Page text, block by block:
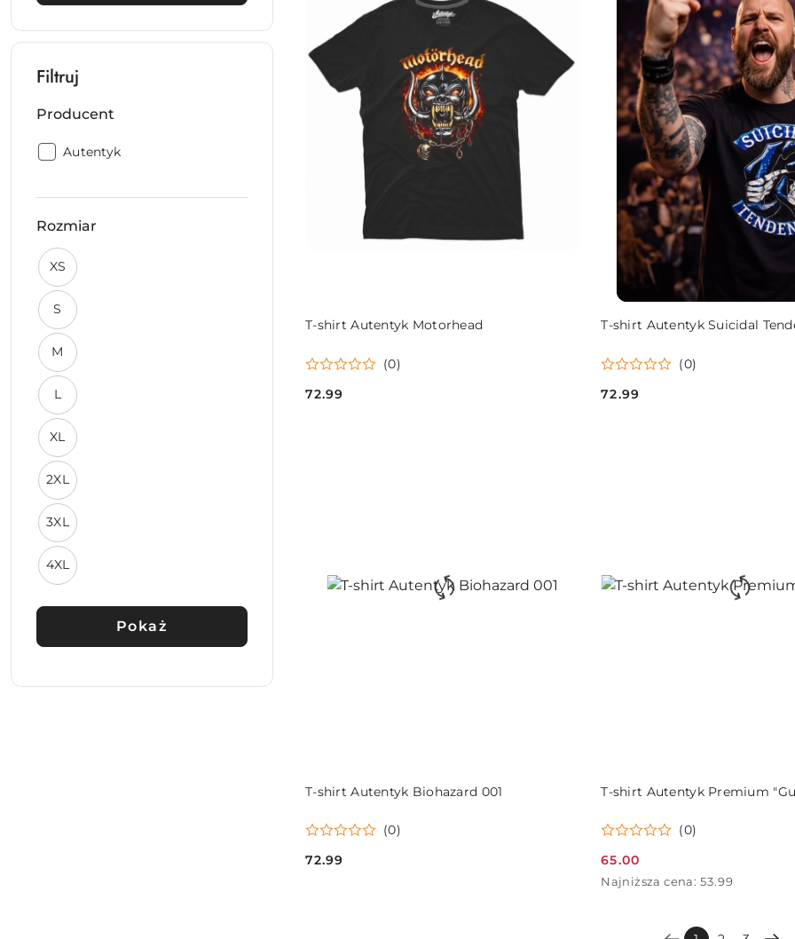
Filtruj
Producent
Producent:
Autentyk
Rozmiar
Rozmiar:
XS
Rozmiar:
S
Rozmiar:
M
Rozmiar:
L
Rozmiar:
XL
Rozmiar:
2XL
Rozmiar:
3XL
Rozmiar:
4XL
Pokaż
T-shirt Autentyk Motorhead
(0)
Cena:
72.99
DO KOSZYKA T-shirt Autentyk Suicidal
(0)
Cena:
72.99
DO KOSZYKA
T-shirt Autentyk Biohazard 001
(0)
Cena:
72.99
DO KOSZYKA T-shirt Autentyk Premium
(0)
Cena
promocyjna:
65.00
Najniższa
Najniższa cena: 53.99
DO KOSZYKA